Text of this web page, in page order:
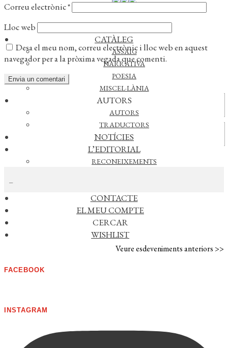
CATÀLEG
ASSAIG
NARRATIVA
POESIA
MISCEL·LÀNIA
AUTORS
AUTORS
TRADUCTORS
NOTÍCIES
L’EDITORIAL
RECONEIXEMENTS
CONTACTE
EL MEU COMPTE
CERCAR
WISHLIST
Correu electrònic*
Lloc web
Desa el meu nom, correu electrònic i lloc web en aquest
navegador per a la pròxima vegada que comenti.
Actualitat
Vídeos
CERCAR NOTÍCIES
AGENDA
No s'han trobat esdeveniments
Veure esdeveniments anteriors >>
FACEBOOK
INSTAGRAM